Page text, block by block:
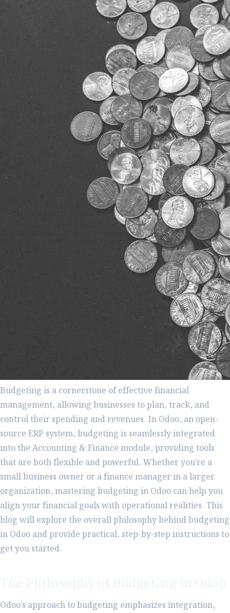
Budgeting is a cornerstone of effective financial
management, allowing businesses to plan, track, and
control their spending and revenues. In Odoo, an open-
source ERP system, budgeting is seamlessly integrated
into the Accounting & Finance module, providing tools
that are both flexible and powerful. Whether you're a
small business owner or a finance manager in a larger
organization, mastering budgeting in Odoo can help you
align your financial goals with operational realities. This
blog will explore the overall philosophy behind budgeting
in Odoo and provide practical, step-by-step instructions to
get you started.
Odoo's approach to budgeting emphasizes integration,